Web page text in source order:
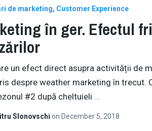
de marketing Customer Experience
în ger. Efectul
un efect direct asupra activității de
despre weather marketing în trecut.
#2 după cheltuieli …
Slonovschi on December 5, 2018